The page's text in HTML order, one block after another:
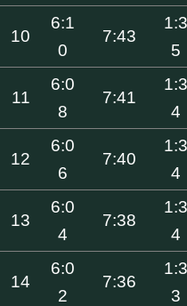
10
6:1
0
7:43
1:3
5
11
6:0
8
7:41
1:3
4
12
6:0
6
7:40
1:3
4
13
6:0
4
7:38
1:3
4
14
6:0
2
7:36
1:3
3